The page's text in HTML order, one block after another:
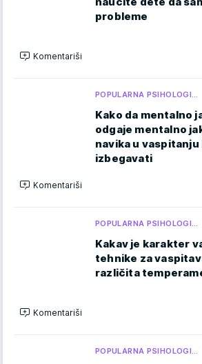
probleme
Komentariši
POPULARNA PSIHOLOGI…
Kako da mentalno
odgaje mentalno
navika u
izbegavati
Komentariši
POPULARNA PSIHOLOGI…
Kakav je karakter
tehnike za
različita
Komentariši
POPULARNA PSIHOLOGI…